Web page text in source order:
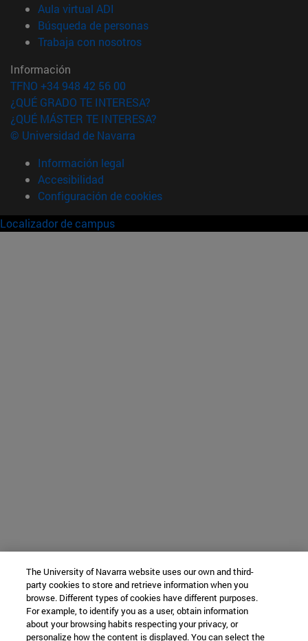
Aula virtual ADI
Búsqueda de personas(abre en nueva ventana)
Trabaja con nosotros(abre en nueva ventana)
Información
TFNO +34 948 42 56 00
¿QUÉ GRADO TE INTERESA?
¿QUÉ MÁSTER TE INTERESA?
© Universidad de Navarra
Información legal
Accesibilidad
Configuración de cookies
Localizador de campus
The University of Navarra website uses our own and third-
party cookies to store and retrieve information when you
browse. Different types of cookies have different purposes.
For example, to identify you as a user, obtain information
about your browsing habits respecting your privacy, or
personalize how the content is displayed. You can select the